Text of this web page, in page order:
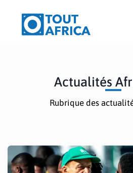
Actualités
Rubrique des